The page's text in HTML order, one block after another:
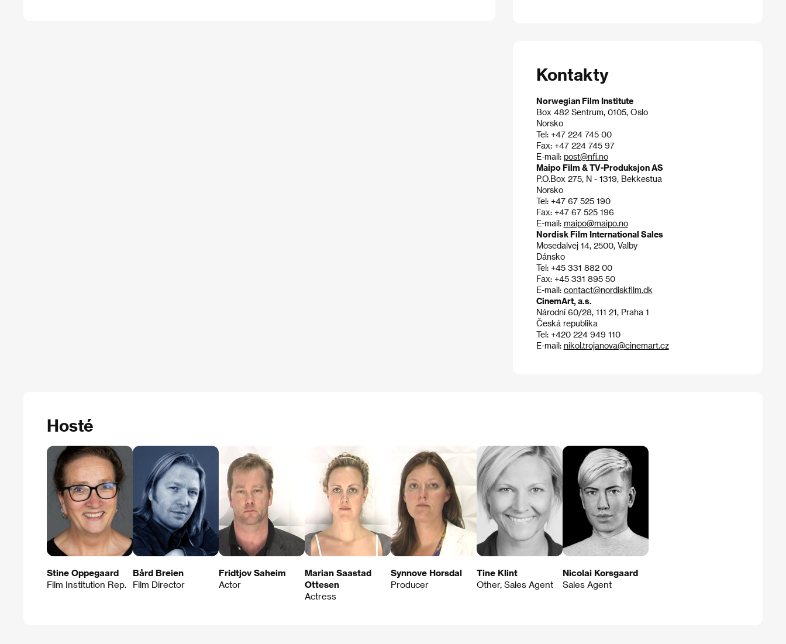
Kontakty
Norwegian Film Institute
Box 482 Sentrum, 0105, Oslo
Norsko
Tel: +47 224 745 00
Fax: +47 224 745 97
E-mail: post@nfi.no
Maipo Film & TV-Produksjon AS
P.O.Box 275, N - 1319, Bekkestua
Norsko
Tel: +47 67 525 190
Fax: +47 67 525 196
E-mail: maipo@maipo.no
Nordisk Film International Sales
Mosedalvej 14, 2500, Valby
Dánsko
Tel: +45 331 882 00
Fax: +45 331 895 50
E-mail: contact@nordiskfilm.dk
CinemArt, a.s.
Národní 60/28, 111 21, Praha 1
Česká republika
Tel: +420 224 949 110
E-mail: nikol.trojanova@cinemart.cz
Hosté
Stine Oppegaard
Film Institution Rep.
Bård Breien
Film Director
Fridtjov Saheim
Actor
Marian Saastad
Ottesen
Actress
Synnove Horsdal
Producer
Tine Klint
Other, Sales Agent
Nicolai Korsgaard
Sales Agent